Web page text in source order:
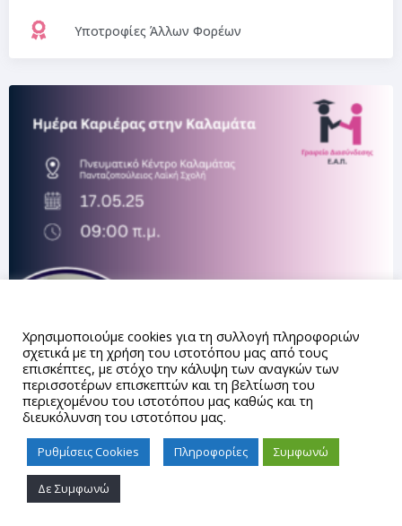
Υποτροφίες Άλλων Φορέων
Proudly powered by WordPress
Χρησιμοποιούμε cookies για τη συλλογή πληροφοριών
σχετικά με τη χρήση του ιστοτόπου μας από τους
επισκέπτες, με στόχο την κάλυψη των αναγκών των
περισσοτέρων επισκεπτών και τη βελτίωση του
περιεχομένου του ιστοτόπου μας καθώς και τη
διευκόλυνση του ιστοτόπου μας.
Ρυθμίσεις Cookies Πληροφορίες Συμφωνώ
Δε Συμφωνώ